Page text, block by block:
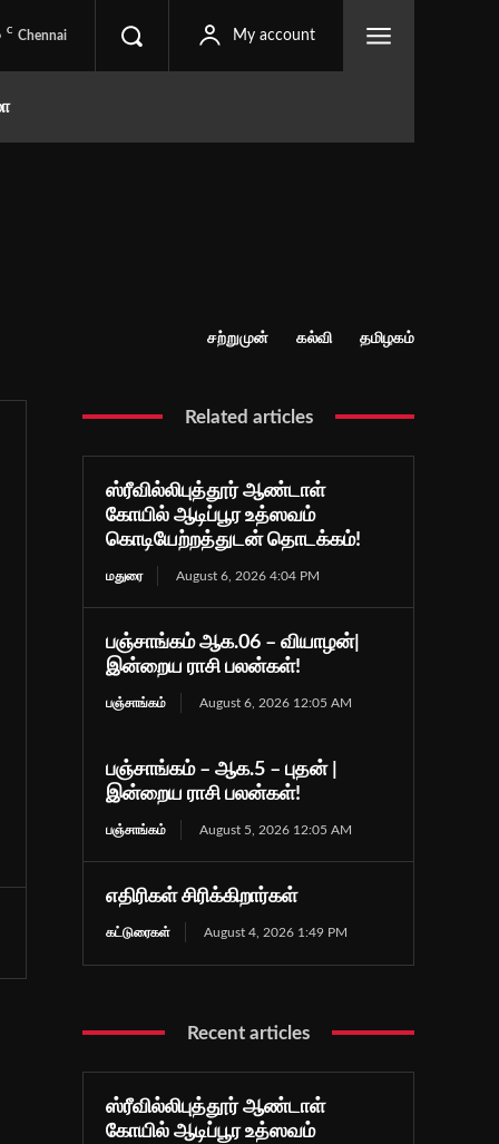
C Chennai My account
சற்றுமுன் கல்வி தமிழகம்
Related articles
ஸ்ரீவில்லிபுத்தூர் ஆண்டாள்
கோயில் ஆடிப்பூர உத்ஸவம்
கொடியேற்றத்துடன் தொடக்கம்!
மதுரை August 6, 2026 4:04 PM
பஞ்சாங்கம் ஆக.06 – வியாழன்|
இன்றைய ராசி பலன்கள்!
பஞ்சாங்கம் August 6, 2026 12:05 AM
பஞ்சாங்கம் – ஆக.5 – புதன் |
இன்றைய ராசி பலன்கள்!
பஞ்சாங்கம் August 5, 2026 12:05 AM
எதிரிகள் சிரிக்கிறார்கள்
கட்டுரைகள் August 4, 2026 1:49 PM
Recent articles
ஸ்ரீவில்லிபுத்தூர் ஆண்டாள்
கோயில் ஆடிப்பூர உத்ஸவம்